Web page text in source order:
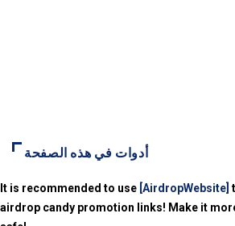
أدوات في هذه الصفحة
It is recommended to use [AirdropWebsite]
airdrop candy promotion links! Make it